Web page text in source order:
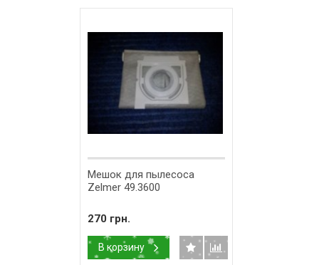
Мешок для пылесоса
Zelmer 49.3600
270 грн.
В корзину